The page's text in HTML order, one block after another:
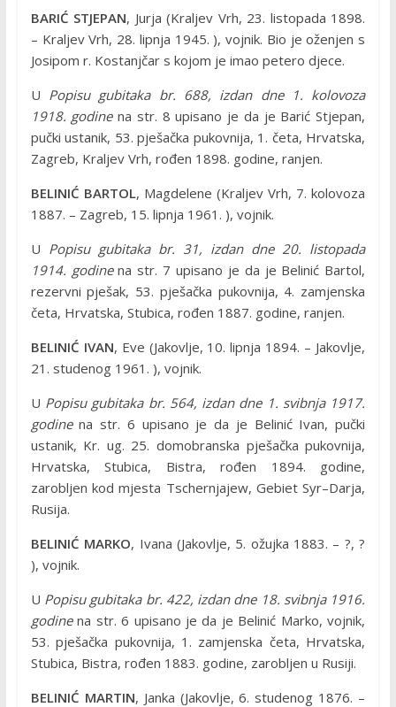
BARIĆ STJEPAN, Jurja (Kraljev Vrh, 23. listopada 1898.
– Kraljev Vrh, 28. lipnja 1945. ), vojnik. Bio je oženjen s
Josipom r. Kostanjčar s kojom je imao petero djece.
U Popisu gubitaka br. 688, izdan dne 1. kolovoza
1918. godinena str. 8 upisano je da je Barić Stjepan,
pučki ustanik, 53. pješačka pukovnija, 1. četa, Hrvatska,
Zagreb, Kraljev Vrh, rođen 1898. godine, ranjen.
BELINIĆ BARTOL, Magdelene (Kraljev Vrh, 7. kolovoza
1887. – Zagreb, 15. lipnja 1961. ), vojnik.
U Popisu gubitaka br. 31, izdan dne 20. listopada
1914. godinena str. 7 upisano je da je Belinić Bartol,
rezervni pješak, 53. pješačka pukovnija, 4. zamjenska
četa, Hrvatska, Stubica, rođen 1887. godine, ranjen.
BELINIĆ IVAN, Eve (Jakovlje, 10. lipnja 1894. – Jakovlje,
21. studenog 1961. ), vojnik.
U Popisu gubitaka br. 564, izdan dne 1. svibnja 1917.
godinena str. 6 upisano je da je Belinić Ivan, pučki
ustanik, Kr. ug. 25. domobranska pješačka pukovnija,
Hrvatska, Stubica, Bistra, rođen 1894. godine,
zarobljen kod mjesta Tschernjajew, Gebiet Syr–Darja,
Rusija.
BELINIĆ MARKO, Ivana (Jakovlje, 5. ožujka 1883. – ?, ?
), vojnik.
U Popisu gubitaka br. 422, izdan dne 18. svibnja 1916.
godinena str. 6 upisano je da je Belinić Marko, vojnik,
53. pješačka pukovnija, 1. zamjenska četa, Hrvatska,
Stubica, Bistra, rođen 1883. godine, zarobljen u Rusiji.
BELINIĆ MARTIN, Janka (Jakovlje, 6. studenog 1876. –